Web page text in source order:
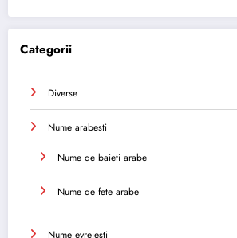
Categorii
Diverse
Nume arabesti
Nume de baieti arabe
Nume de fete arabe
Nume evreiești